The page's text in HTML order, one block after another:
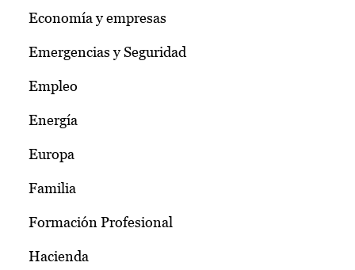
Economía y empresas
Emergencias y Seguridad
Empleo
Energía
Europa
Familia
Formación Profesional
Hacienda